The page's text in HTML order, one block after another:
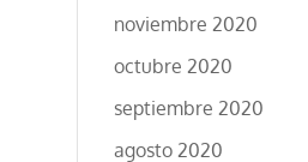
noviembre 2020
octubre 2020
septiembre 2020
agosto 2020